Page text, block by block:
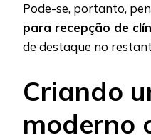
Pode-se, portanto,
para recepção de
de destaque no
Criando
moderno